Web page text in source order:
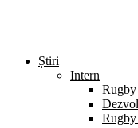
Știri
Intern
Rugby